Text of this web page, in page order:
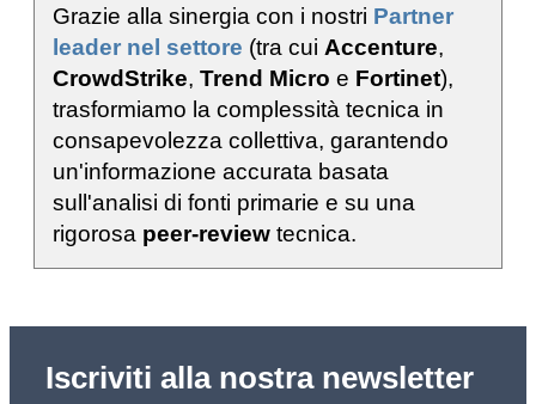
Grazie alla sinergia con i nostri Partner
leader nel settore (tra cui Accenture,
CrowdStrike, Trend Micro e Fortinet),
trasformiamo la complessità tecnica in
consapevolezza collettiva, garantendo
un'informazione accurata basata
sull'analisi di fonti primarie e su una
rigorosa peer-review tecnica.
Iscriviti alla nostra newsletter